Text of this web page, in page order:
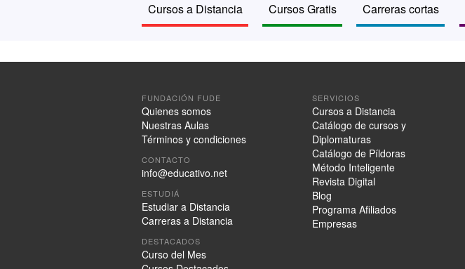
Cursos a Distancia Cursos Gratis Carreras cortas
FUNDACIÓN FUDE
Quienes somos
Nuestras Aulas
Términos y condiciones
CONTACTO
info@educativo.net
ESTUDIÁ
Estudiar a Distancia
Carreras a Distancia
DESTACADOS
Curso del Mes
SERVICIOS
Cursos a Distancia
Catálogo de cursos y
Diplomaturas
Catálogo de Píldoras
Método Inteligente
Revista Digital
Blog
Programa Afiliados
Empresas